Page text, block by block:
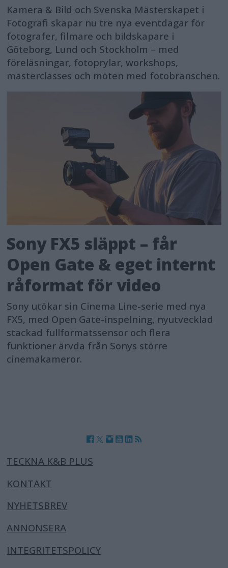
Kamera & Bild och Svenska Mästerskapet i
Fotografi skapar nu tre nya eventdagar för
fotografer, filmare och bildskapare i
Göteborg, Lund och Stockholm – med
föreläsningar, fotoprylar, workshops,
masterclasses och möten med fotobranschen.
Sony FX5 släppt – får
Open Gate & eget internt
råformat för video
Sony utökar sin Cinema Line-serie med nya
FX5, med Open Gate-inspelning, nyutvecklad
stackad fullformatssensor och flera
funktioner ärvda från Sonys större
cinemakameror.
TECKNA K&B PLUS
KONTAKT
NYHETSBREV
ANNONSERA
INTEGRITETSPOLICY